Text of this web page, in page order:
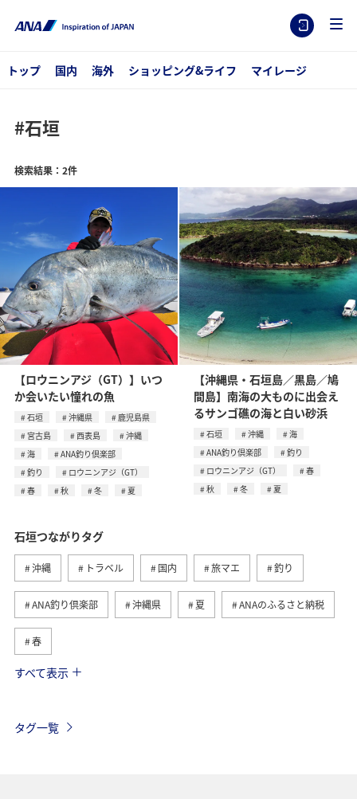
トップ 国内 海外 ショッピング&ライフ マイレージ
#石垣
検索結果：2件
【ロウニンアジ（GT）】いつ
か会いたい憧れの魚
石垣 沖縄県
鹿児島県
宮古島
西表島
沖縄
海
ANA釣り倶楽部
釣り
ロウニンアジ（GT）
春
秋 冬 夏
【沖縄県・石垣島／黒島／鳩
間島】南海の大ものに出会え
るサンゴ礁の海と白い砂浜
石垣 沖縄
海
ANA釣り倶楽部
釣り
ロウニンアジ（GT）
春
秋
冬 夏
石垣つながりタグ
沖縄 トラベル 国内 旅マエ 釣り
ANA釣り倶楽部 沖縄県 夏 ANAのふるさと納税
春
西表島
すべて表示
タグ一覧